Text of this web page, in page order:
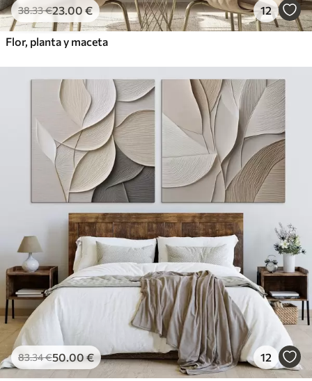
38.33€23.00 € 12
Flor, planta y maceta
83.34€50.00€ 12